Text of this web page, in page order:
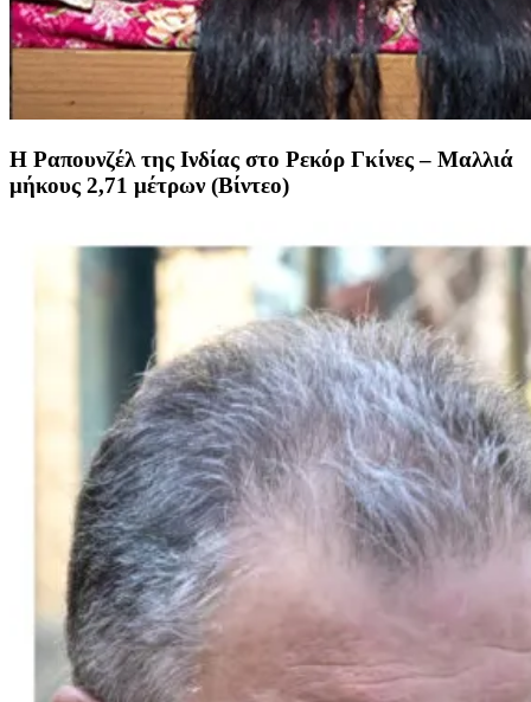
Η Ραπουνζέλ της Ινδίας στο Ρεκόρ Γκίνες – Μαλλιά
μήκους 2,71 μέτρων (Βίντεο)